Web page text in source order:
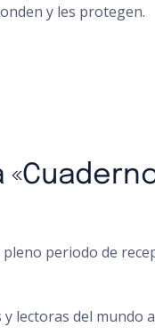
y les protegen.
periodo de
lectoras del mundo